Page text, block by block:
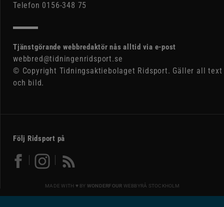
Telefon 0156-348 75
Tjänstgörande webbredaktör nås alltid via e-post
webbred@tidningenridsport.se
© Copyright Tidningsaktiebolaget Ridsport. Gäller all text
och bild.
Följ Ridsport på
MADE WITH ♥ BY WONDERFOUR WEBBYRÅ STOCKHOLM